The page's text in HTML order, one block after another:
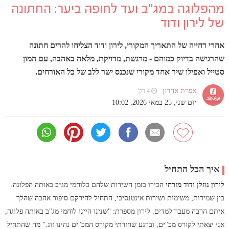
מהפלוגה במג״ב ועד לחופה ביער: החתונה
של לירון ודוד
אחרי דחייה של התאריך המקורי, לירון ודוד הצליחו להרים חתונה
שהרגישה בדיוק כמוהם - מרגשת, מדויקת, מלאה באהבה, עם המון
סטייל ואפילו שיר אחד מקורי שנכנס ישר ללב של כל האורחים.
אפרת אהרון ⏲ 4 דק'
יום שני, 25 במאי 2026, 10:02
איך הכל התחיל
לירון גוזלן ודוד מזרחי הכירו בזמן השירות שלהם כלוחמי מג״ב באותה הפלוגה.
בין שמירות, משימות ושירות אינטנסיבי, התחיל להירקם סיפור אהבה שהלך
איתם הרבה מעבר למדים. לירון מספרת: "שנינו היינו לוחמי מג"ב באותה פלוגה,
אני יצאתי לקורס מכ"ים, וברגע שחזרתי מקורס המכ"ים נהינו זוג." מה שהתחיל